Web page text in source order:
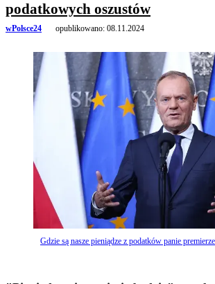
podatkowych oszustów
wPolsce24 opublikowano: 08.11.2024
Gdzie są nasze pieniądze z podatków panie